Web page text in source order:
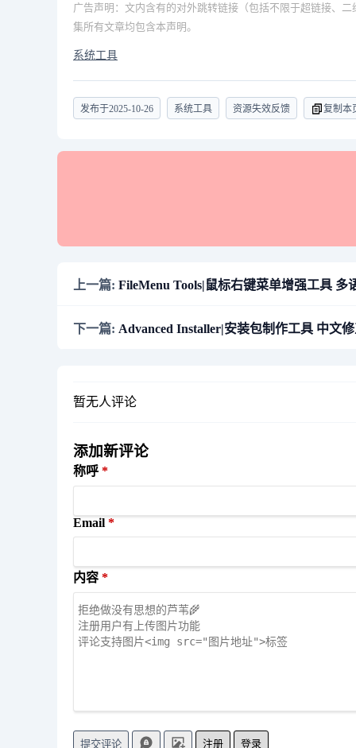
广告声明：文内含有的对外跳转链接（包括不限于超链接、
集所有文章均包含本声明。
系统工具
发布于2025-10-26 系统工具 资源失效反馈 复制本
上一篇: FileMenu Tools|鼠标右键菜单增强工具 多
下一篇: Advanced Installer|安装包制作工具 中文
暂无人评论
添加新评论
称呼
Email
内容
提交评论 注册 登录